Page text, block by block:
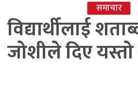
समाचार
विद्यार्थीलाई
जोशीले दिए